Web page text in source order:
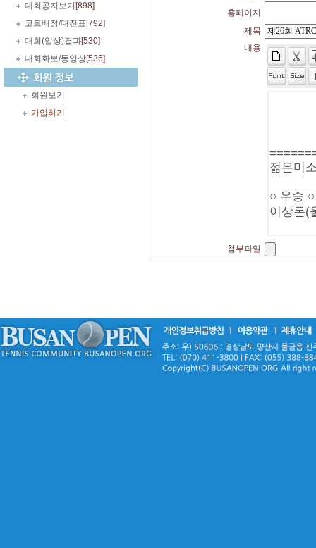
대회공지보기 [898]
코트배정/대진표 [792]
대회(입상)결과[530]
대회화보/동영상[536]
회원보기
가입하기
홈페이지
제목
내용
첨부파일